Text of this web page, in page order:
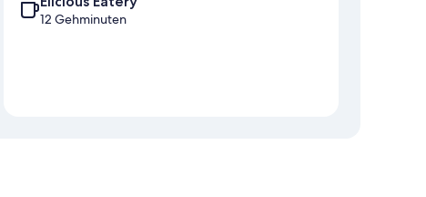
12 Gehminuten